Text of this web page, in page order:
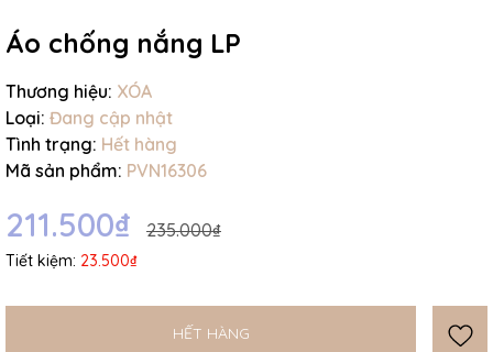
Áo chống nắng LP
Thương hiệu: XÓA
Loại: Đang cập nhật
Tình trạng: Hết hàng
Mã sản phẩm: PVN16306
211.500₫ 235.000₫
Tiết kiệm: 23.500₫
HẾT HÀNG
Điều kiện: